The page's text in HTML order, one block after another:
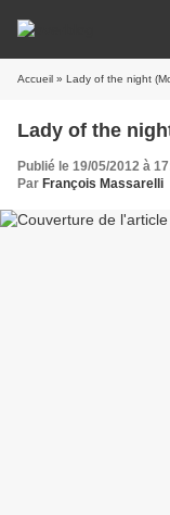
Accueil » Lady of the night
Lady of the
Publié le 19/05/2012 à
Par François Massarelli